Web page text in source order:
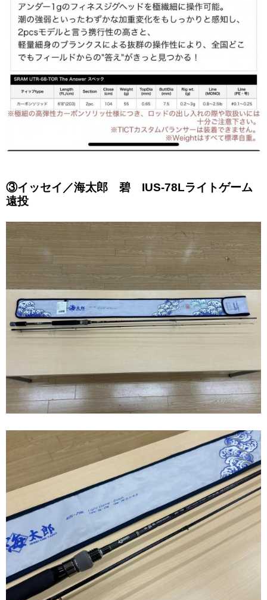
③イッセイ／海太郎 碧 IUS-78Lライトゲーム
遠投